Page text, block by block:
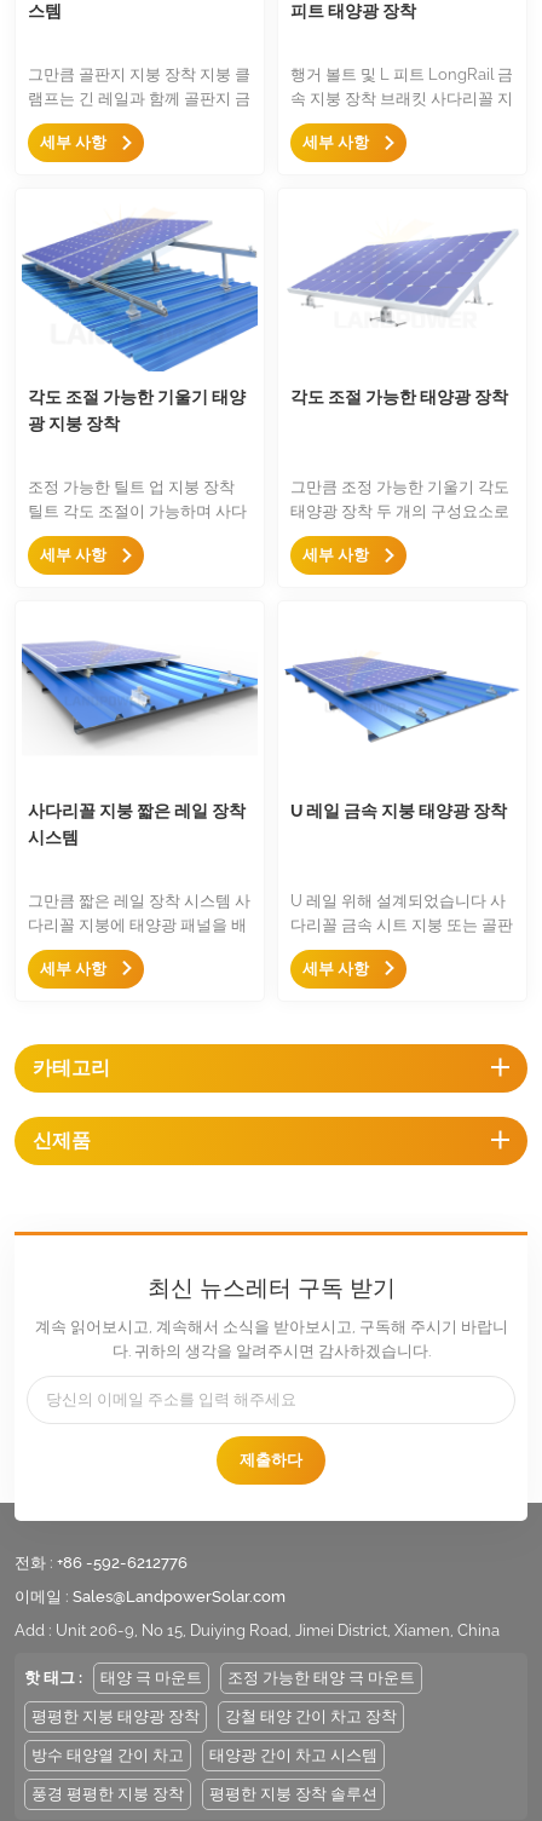
스템
그만큼 골판지 지붕 장착 지붕 클
램프는 긴 레일과 함께 골판지 금
속 지붕 시트를 위해 특별히 설계
되었으며 골판지 금속 지붕을 위
세부 사항
피트 태양광 장착
행거 볼트 및 L 피트 LongRail 금
속 지붕 장착 브래킷 사다리꼴 지
붕 또는 골판지 지붕을 위한 일반
적이고 견고한 장착 솔루션입니
세부 사항
각도 조절 가능한 기울기 태양
광 지붕 장착
조정 가능한 틸트 업 지붕 장착
틸트 각도 조절이 가능하며 사다
리꼴 지붕, 골판지붕, 평지붕에
틸트 업을 설치하여 지붕에 이상
세부 사항
각도 조절 가능한 태양광 장착
그만큼 조정 가능한 기울기 각도
태양광 장착 두 개의 구성요소로
만 구성되어 거의 프레임형 태양
광 패널을 위한 매우 간단한 솔루
세부 사항
사다리꼴 지붕 짧은 레일 장착
시스템
그만큼 짧은 레일 장착 시스템 사
다리꼴 지붕에 태양광 패널을 배
치하기 위한 간단하고 빠른 장착
솔루션입니다. 짧은 레일, 중간
세부 사항
U 레일 금속 지붕 태양광 장착
U 레일 위해 설계되었습니다 사
다리꼴 금속 시트 지붕 또는 골판
지 판금 지붕, 금속 지붕을 위한
간단하고 쉬운 태양광 지붕 마운
세부 사항
카테고리
신제품
최신 뉴스레터 구독 받기
계속 읽어보시고, 계속해서 소식을 받아보시고, 구독해 주시기 바랍니
다. 귀하의 생각을 알려주시면 감사하겠습니다.
제출하다
전화 : +86 -592-6212776
이메일 : Sales@LandpowerSolar.com
Add : Unit 206-9, No 15, Duiying Road, Jimei District, Xiamen, China
핫 태그 : 태양 극 마운트 조정 가능한 태양 극 마운트
평평한 지붕 태양광 장착 강철 태양 간이 차고 장착
방수 태양열 간이 차고 태양광 간이 차고 시스템
풍경 평평한 지붕 장착 평평한 지붕 장착 솔루션